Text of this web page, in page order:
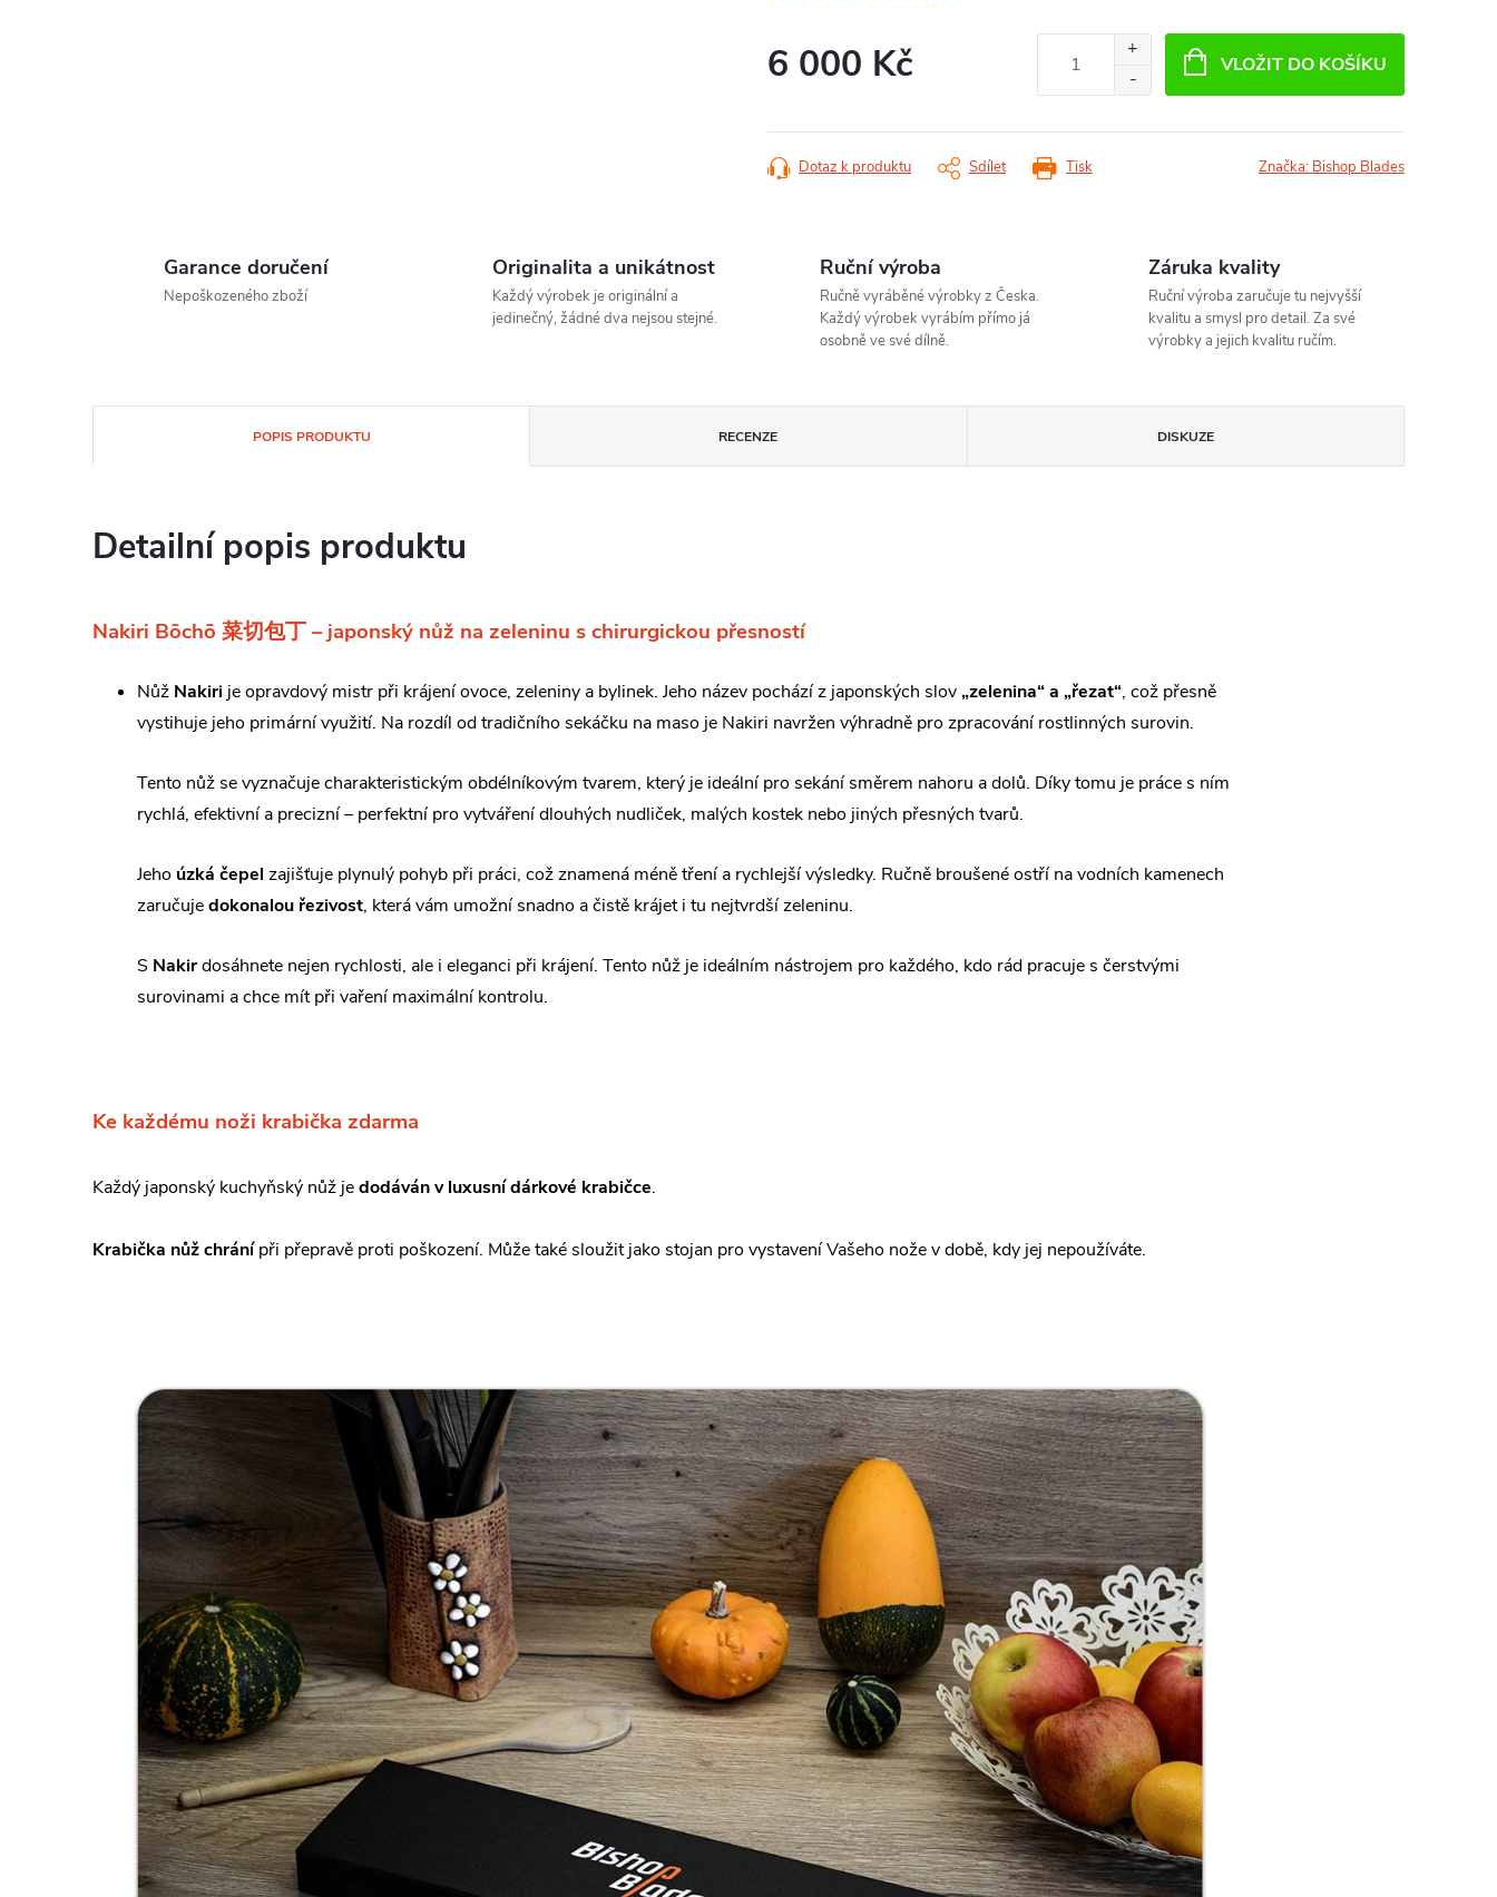
6 000 Kč VLOŽIT DO KOŠÍKU
Tisk
Dotaz k produktu Sdílet Značka: Bishop Blades
Garance doručení
Nepoškozeného zboží
Originalita a unikátnost
Každý výrobek je originální a
jedinečný, žádné dva nejsou stejné.
Ruční výroba
Ručně vyráběné výrobky z Česka.
Každý výrobek vyrábím přímo já
osobně ve své dílně.
Záruka kvality
Ruční výroba zaručuje tu nejvyšší
kvalitu a smysl pro detail. Za své
výrobky a jejich kvalitu ručím.
POPIS PRODUKTU RECENZE DISKUZE
Detailní popis produktu
Nakiri Bōchō 菜切包丁 – japonský nůž na zeleninu s chirurgickou přesností
Nůž Nakiri je opravdový mistr při krájení ovoce, zeleniny a bylinek. Jeho název pochází z japonských slov„zelenina“ a „řezat“, což přesně
vystihuje jeho primární využití. Na rozdíl od tradičního sekáčku na maso je Nakiri navržen výhradně pro zpracování rostlinných surovin.
Tento nůž se vyznačuje charakteristickým obdélníkovým tvarem, který je ideální pro sekání směrem nahoru a dolů. Díky tomu je práce s ním
rychlá, efektivní a precizní – perfektní pro vytváření dlouhých nudliček, malých kostek nebo jiných přesných tvarů.
Jeho úzká čepel zajišťuje plynulý pohyb při práci, což znamená méně tření a rychlejší výsledky. Ručně broušené ostří na vodních kamenech
zaručujedokonalou řezivost, která vám umožní snadno a čistě krájet i tu nejtvrdší zeleninu.
S Nakirdosáhnete nejen rychlosti, ale i eleganci při krájení. Tento nůž je ideálním nástrojem pro každého, kdo rád pracuje s čerstvými
surovinami a chce mít při vaření maximální kontrolu.
Ke každému noži krabička zdarma
Každý japonský kuchyňský nůž jedodáván v luxusní dárkové krabičce.
Krabička nůž chránípři přepravě proti poškození. Může také sloužit jako stojan pro vystavení Vašeho nože v době, kdy jej nepoužíváte.